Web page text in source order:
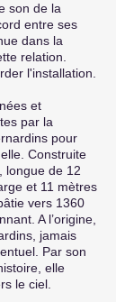
son de la
entre ses
dans la
relation.
l'installation.
et
par la
pour
Construite
longue de 12
et 11 mètres
vers 1360
A l’origine,
jamais
Par son
elle
le ciel.